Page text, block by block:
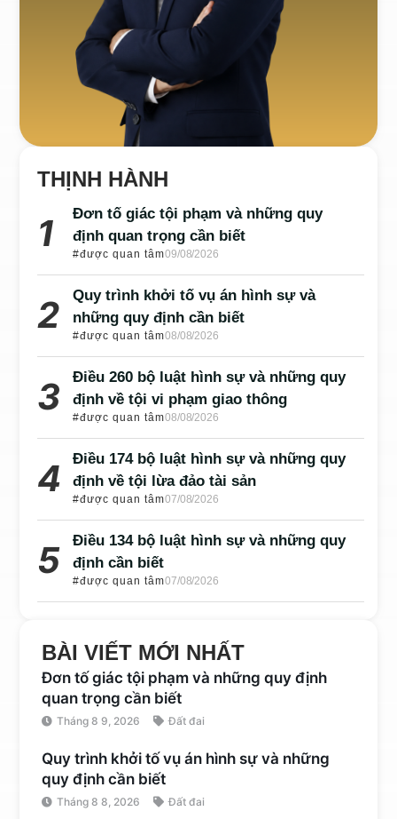
THỊNH HÀNH
Đơn tố giác tội phạm và những quy
định quan trọng cần biết
#được quan tâm09/08/2026
Quy trình khởi tố vụ án hình sự và
những quy định cần biết
#được quan tâm08/08/2026
Điều 260 bộ luật hình sự và những quy
định về tội vi phạm giao thông
#được quan tâm08/08/2026
Điều 174 bộ luật hình sự và những quy
định về tội lừa đảo tài sản
#được quan tâm07/08/2026
Điều 134 bộ luật hình sự và những quy
định cần biết
#được quan tâm07/08/2026
BÀI VIẾT MỚI NHẤT
Đơn tố giác tội phạm và những quy định
quan trọng cần biết
Tháng 8 9, 2026 Đất đai
Quy trình khởi tố vụ án hình sự và những
quy định cần biết
Tháng 8 8, 2026 Đất đai